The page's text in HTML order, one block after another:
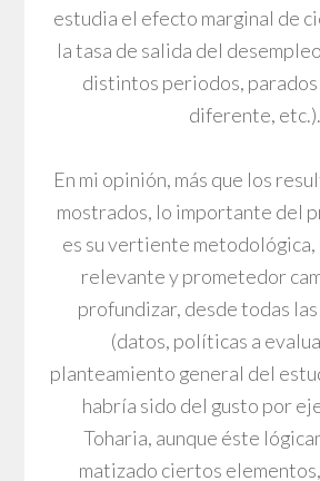
estudia el efecto marginal de
la tasa de salida del
distintos periodos, parados
diferente, etc.).
En mi opinión, más que los
mostrados, lo importante del
es su vertiente metodológica,
relevante y prometedor
profundizar, desde todas
(datos, políticas a
planteamiento general del
habría sido del gusto por
Toharia, aunque éste
matizado ciertos